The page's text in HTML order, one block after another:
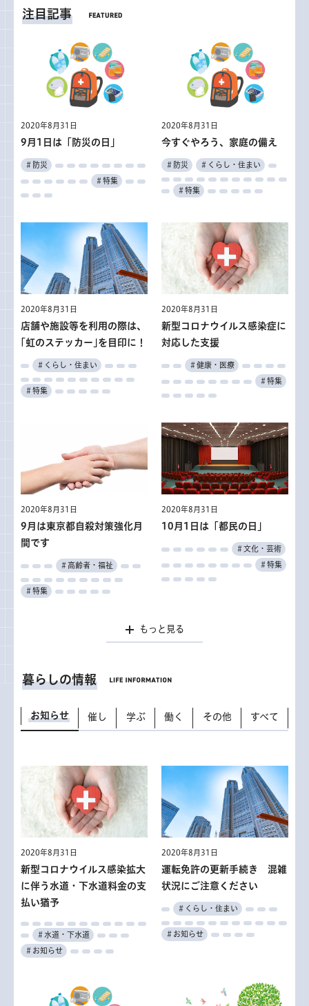
注目記事
2020年8月31日
9月1日は「防災の日」
＃防災
＃特集
2020年8月31日
今すぐやろう、家庭の備え
＃防災 ＃くらし・住まい
＃特集
2020年8月31日
店舗や施設等を利用の際は、
｢虹のステッカー｣を目印に！
＃くらし・住まい
＃特集
2020年8月31日
新型コロナウイルス感染症に
対応した支援
＃健康・医療
＃特集
2020年8月31日
9月は東京都自殺対策強化月
間です
＃高齢者・福祉
＃特集
2020年8月31日
10月1日は「都民の日」
＃文化・芸術
＃特集
もっと見る
暮らしの情報
お知らせ 催し 学ぶ 働く その他 すべて
2020年8月31日
新型コロナウイルス感染拡大
に伴う水道・下水道料金の支
払い猶予
＃水道・下水道
＃お知らせ
2020年8月31日
運転免許の更新手続き 混雑
状況にご注意ください
＃くらし・住まい
＃お知らせ
2020年8月31日
トーキョーアーツアンドスペ
ース本郷「デイジーチェー
ン」展Part2
＃文化・芸術
＃催し
2020年8月31日
聞こえの相談会
＃健康・医療
＃催し
2020年8月31日
9月6日～12日は救急医療週
間 応急手当てを学びましょ
う
＃健康・医療
＃学ぶ
2020年8月31日
多摩消費生活センター 知っ
てトクする暮らしの連続講座
＃くらし・住まい
＃学ぶ
2020年8月31日
看護職就職相談会「ふれあい
ナースバンク」
＃働く
2020年8月31日
職業能力開発センター等講師
＃産業・仕事
＃働く
2020年8月31日
都立看護専門学校入学試験
＃子供・若者・教育
2020年8月31日
東京都児童福祉審議会公募委
員
＃高齢者・福祉
＃行財政 ＃その他
2020年8月31日
トーキョーアーツアンドスペ
ース本郷「デイジーチェー
ン」展Part2
＃文化・芸術
＃催し
2020年8月31日
看護職就職相談会「ふれあい
ナースバンク」
＃産業・仕事
＃働く